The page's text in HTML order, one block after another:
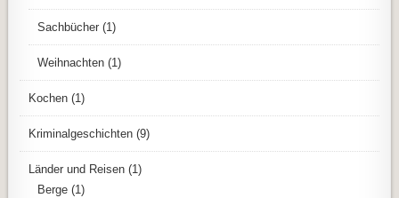
Sachbücher (1)
Weihnachten (1)
Kochen (1)
Kriminalgeschichten (9)
Länder und Reisen (1)
Berge (1)